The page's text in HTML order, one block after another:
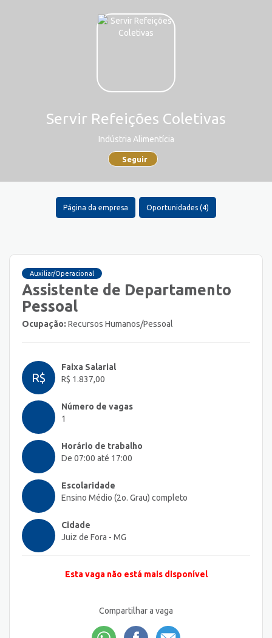
Servir Refeições Coletivas
Indústria Alimentícia
Seguir
Página da empresa Oportunidades (4)
Auxiliar/Operacional
Assistente de Departamento
Pessoal
Ocupação: Recursos Humanos/Pessoal
R$
Faixa Salarial
R$ 1.837,00
Número de vagas
1
Horário de trabalho
De 07:00 até 17:00
Escolaridade
Ensino Médio (2o. Grau) completo
Cidade
Juiz de Fora - MG
Esta vaga não está mais disponível
Compartilhar a vaga